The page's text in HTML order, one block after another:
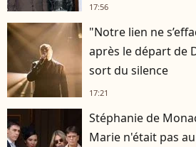
17:56
"Notre lien ne
après le départ de
sort du silence
17:21
Stéphanie de
Marie n'était pas